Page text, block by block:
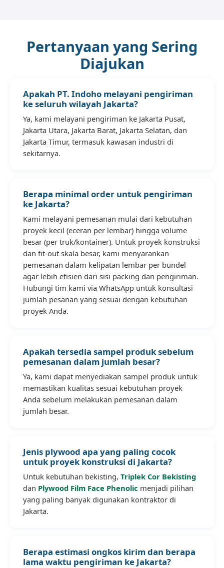
Pertanyaan yang Sering
Diajukan
Apakah PT. Indoho melayani pengiriman
ke seluruh wilayah Jakarta?
Ya, kami melayani pengiriman ke Jakarta Pusat,
Jakarta Utara, Jakarta Barat, Jakarta Selatan, dan
Jakarta Timur, termasuk kawasan industri di
sekitarnya.
Berapa minimal order untuk pengiriman
ke Jakarta?
Kami melayani pemesanan mulai dari kebutuhan
proyek kecil (eceran per lembar) hingga volume
besar (per truk/kontainer). Untuk proyek konstruksi
dan fit-out skala besar, kami menyarankan
pemesanan dalam kelipatan lembar per bundel
agar lebih efisien dari sisi packing dan pengiriman.
Hubungi tim kami via WhatsApp untuk konsultasi
jumlah pesanan yang sesuai dengan kebutuhan
proyek Anda.
Apakah tersedia sampel produk sebelum
pemesanan dalam jumlah besar?
Ya, kami dapat menyediakan sampel produk untuk
memastikan kualitas sesuai kebutuhan proyek
Anda sebelum melakukan pemesanan dalam
jumlah besar.
Jenis plywood apa yang paling cocok
untuk proyek konstruksi di Jakarta?
Untuk kebutuhan bekisting, Triplek Cor Bekisting
dan Plywood Film Face Phenolic menjadi pilihan
yang paling banyak digunakan kontraktor di
Jakarta.
Berapa estimasi ongkos kirim dan berapa
lama waktu pengiriman ke Jakarta?